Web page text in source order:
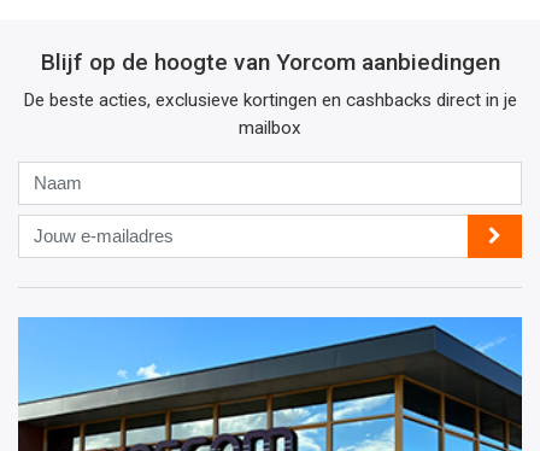
Blijf op de hoogte van Yorcom aanbiedingen
De beste acties, exclusieve kortingen en cashbacks direct in je
mailbox
Jouw
e-
mailadres